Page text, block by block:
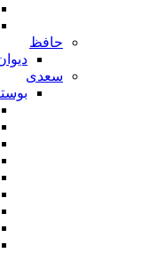
حافظ
سعدی